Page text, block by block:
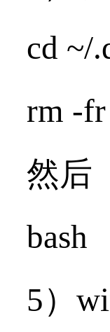
cd ~/
rm -
然后
bash
5）